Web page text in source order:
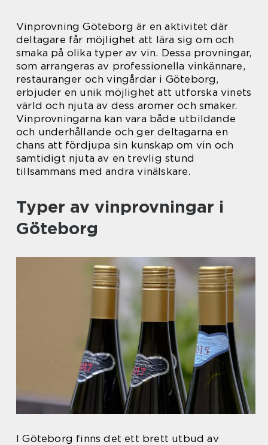
Vinprovning Göteborg är en aktivitet där
deltagare får möjlighet att lära sig om och
smaka på olika typer av vin. Dessa provningar,
som arrangeras av professionella vinkännare,
restauranger och vingårdar i Göteborg,
erbjuder en unik möjlighet att utforska vinets
värld och njuta av dess aromer och smaker.
Vinprovningarna kan vara både utbildande
och underhållande och ger deltagarna en
chans att fördjupa sin kunskap om vin och
samtidigt njuta av en trevlig stund
tillsammans med andra vinälskare.
Typer av vinprovningar i
Göteborg
I Göteborg finns det ett brett utbud av